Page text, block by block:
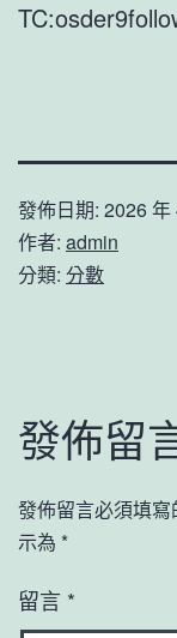
發佈日期: 2026 年
作者: admin
分類: 分數
發佈留
發佈留言必須填寫
示為 *
留言 *